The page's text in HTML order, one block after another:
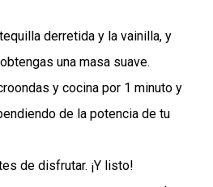
derretida y la vainilla, y
una masa suave.
y cocina por 1 minuto y
de la potencia de tu
de disfrutar. ¡Y listo!